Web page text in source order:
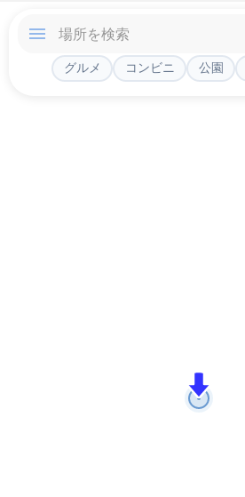
グルメ コンビニ 公園